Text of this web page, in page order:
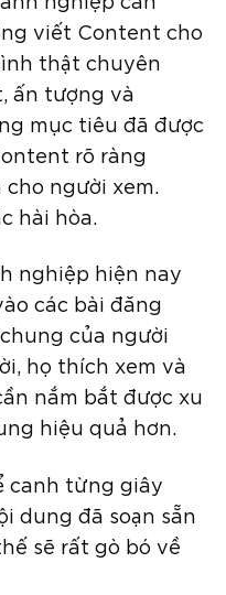
viết Content cho
thật chuyên
ấn tượng và
mục tiêu đã được
rõ ràng
người xem.
hài hòa.
nghiệp hiện nay
các bài đăng
của người
họ thích xem và
nắm bắt được xu
hiệu quả hơn.
canh từng giây
dung đã soạn sẵn
sẽ rất gò bó về